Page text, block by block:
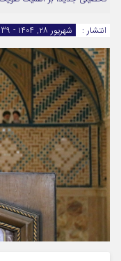
مرا به خاطر بسپار
انتشار : شهریور ۲۸, ۱۴۰۴ - 22:39